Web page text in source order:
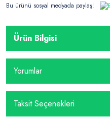
Bu ürünü sosyal medyada paylaş!
Ürün Bilgisi
Yorumlar
Taksit Seçenekleri